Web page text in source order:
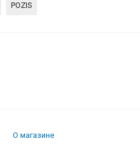
POZIS
О магазине